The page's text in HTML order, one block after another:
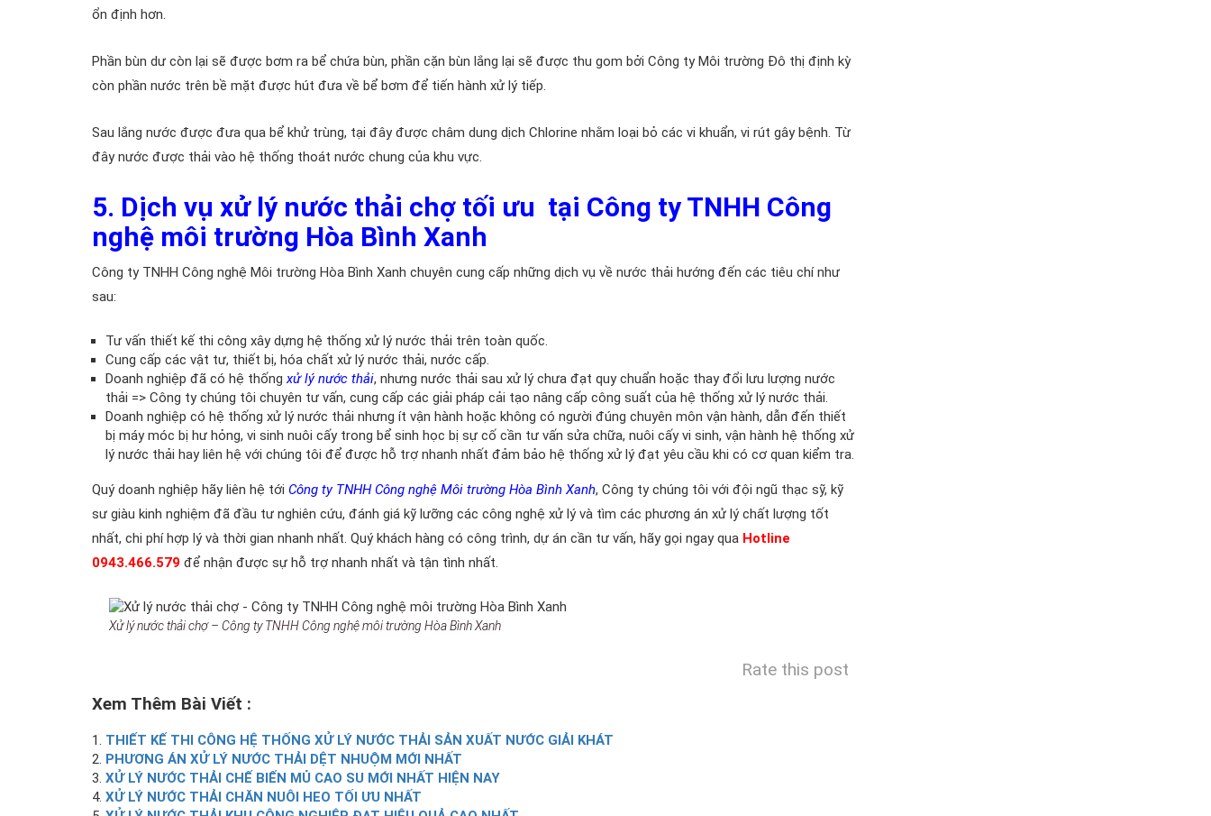
ổn định hơn.
Phần bùn dư còn lại sẽ được bơm ra bể chứa bùn, phần cặn bùn lắng lại sẽ được thu gom bởi Công ty Môi trường Đô thị định kỳ
còn phần nước trên bề mặt được hút đưa về bể bơm để tiến hành xử lý tiếp.
Sau lắng nước được đưa qua bể khử trùng, tại đây được châm dung dịch Chlorine nhằm loại bỏ các vi khuẩn, vi rút gây bệnh. Từ
đây nước được thải vào hệ thống thoát nước chung của khu vực.
5. Dịch vụ xử lý nước thải chợ tối ưu tại Công ty TNHH Công
nghệ môi trường Hòa Bình Xanh
Công ty TNHH Công nghệ Môi trường Hòa Bình Xanh chuyên cung cấp những dịch vụ về nước thải hướng đến các tiêu chí như
sau:
Tư vấn thiết kế thi công xây dựng hệ thống xử lý nước thải trên toàn quốc.
Cung cấp các vật tư, thiết bị, hóa chất xử lý nước thải, nước cấp.
Doanh nghiệp đã có hệ thốngxử lý nước thải, nhưng nước thải sau xử lý chưa đạt quy chuẩn hoặc thay đổi lưu lượng nước
thải => Công ty chúng tôi chuyên tư vấn, cung cấp các giải pháp cải tạo nâng cấp công suất của hệ thống xử lý nước thải.
Doanh nghiệp có hệ thống xử lý nước thải nhưng ít vận hành hoặc không có người đúng chuyên môn vận hành, dẫn đến thiết
bị máy móc bị hư hỏng, vi sinh nuôi cấy trong bể sinh học bị sự cố cần tư vấn sửa chữa, nuôi cấy vi sinh, vận hành hệ thống xử
lý nước thải hay liên hệ với chúng tôi để được hỗ trợ nhanh nhất đảm bảo hệ thống xử lý đạt yêu cầu khi có cơ quan kiểm tra.
Quý doanh nghiệp hãy liên hệ tới Công ty TNHH Công nghệ Môi trường Hòa Bình Xanh, Công ty chúng tôi với đội ngũ thạc sỹ, kỹ
sư giàu kinh nghiệm đã đầu tư nghiên cứu, đánh giá kỹ lưỡng các công nghệ xử lý và tìm các phương án xử lý chất lượng tốt
nhất, chi phí hợp lý và thời gian nhanh nhất. Quý khách hàng có công trình, dự án cần tư vấn, hãy gọi ngay qua Hotline
0943.466.579 để nhận được sự hỗ trợ nhanh nhất và tận tình nhất.
Xử lý nước thải chợ – Công ty TNHH Công nghệ môi trường Hòa Bình Xanh
Rate this post
Xem Thêm Bài Viết :
THIẾT KẾ THI CÔNG HỆ THỐNG XỬ LÝ NƯỚC THẢI SẢN XUẤT NƯỚC GIẢI KHÁT
PHƯƠNG ÁN XỬ LÝ NƯỚC THẢI DỆT NHUỘM MỚI NHẤT
XỬ LÝ NƯỚC THẢI CHẾ BIẾN MỦ CAO SU MỚI NHẤT HIỆN NAY
XỬ LÝ NƯỚC THẢI CHĂN NUÔI HEO TỐI ƯU NHẤT